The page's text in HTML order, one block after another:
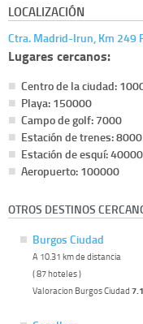
LOCALIZACIÓN
Ctra. Madrid-Irun, Km 249
Lugares cercanos:
Centro de la ciudad:
Playa: 150000
Campo de golf: 7000
Estación de trenes: 8000
Estación de esquí: 40000
Aeropuerto: 100000
OTROS DESTINOS
Burgos Ciudad
A 10.31 km de distancia
( 87 hoteles )
Valoracion Burgos Ciudad 7.1